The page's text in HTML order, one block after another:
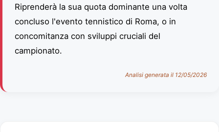
Riprenderà la sua quota dominante una volta
concluso l'evento tennistico di Roma, o in
concomitanza con sviluppi cruciali del
campionato.
Analisi generata il 12/05/2026